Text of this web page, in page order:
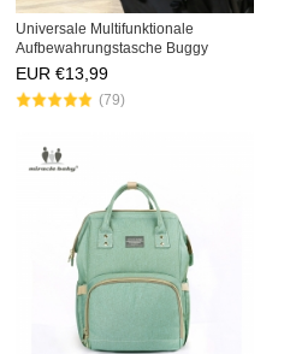
Universale Multifunktionale
Aufbewahrungstasche Buggy
Kinderwagen Organizer
33X7.5X16CM
EUR €13,99
(79)